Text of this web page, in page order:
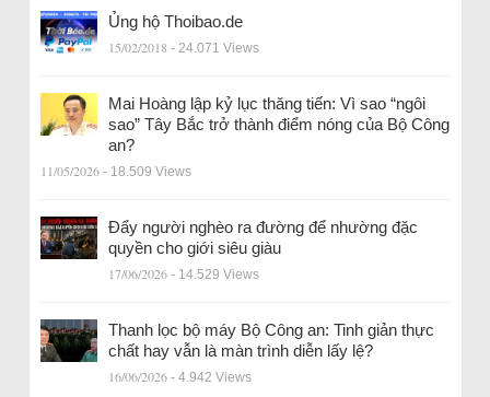
Ủng hộ Thoibao.de
15/02/2018 - 24.071 Views
Mai Hoàng lập kỷ lục thăng tiến: Vì sao “ngôi
sao” Tây Bắc trở thành điểm nóng của Bộ Công
an?
11/05/2026 - 18.509 Views
Đẩy người nghèo ra đường để nhường đặc
quyền cho giới siêu giàu
17/06/2026 - 14.529 Views
Thanh lọc bộ máy Bộ Công an: Tinh giản thực
chất hay vẫn là màn trình diễn lấy lệ?
16/06/2026 - 4.942 Views